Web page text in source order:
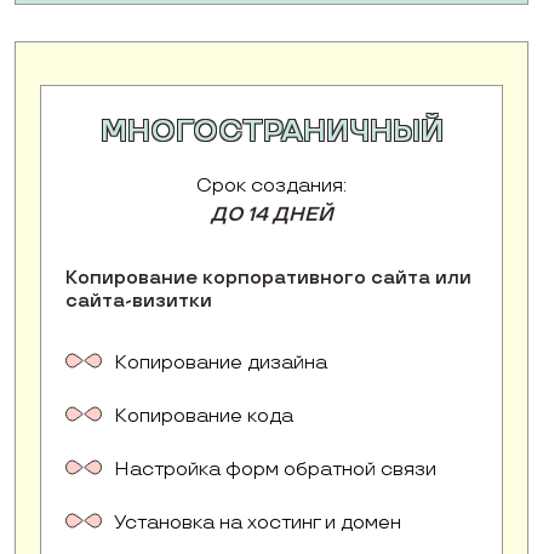
МНОГОСТРАНИЧНЫЙ
Срок создания:
ДО 14 ДНЕЙ
Копирование корпоративного сайта или
сайта-визитки
Копирование дизайна
Копирование кода
Настройка форм обратной связи
Установка на хостинг и домен